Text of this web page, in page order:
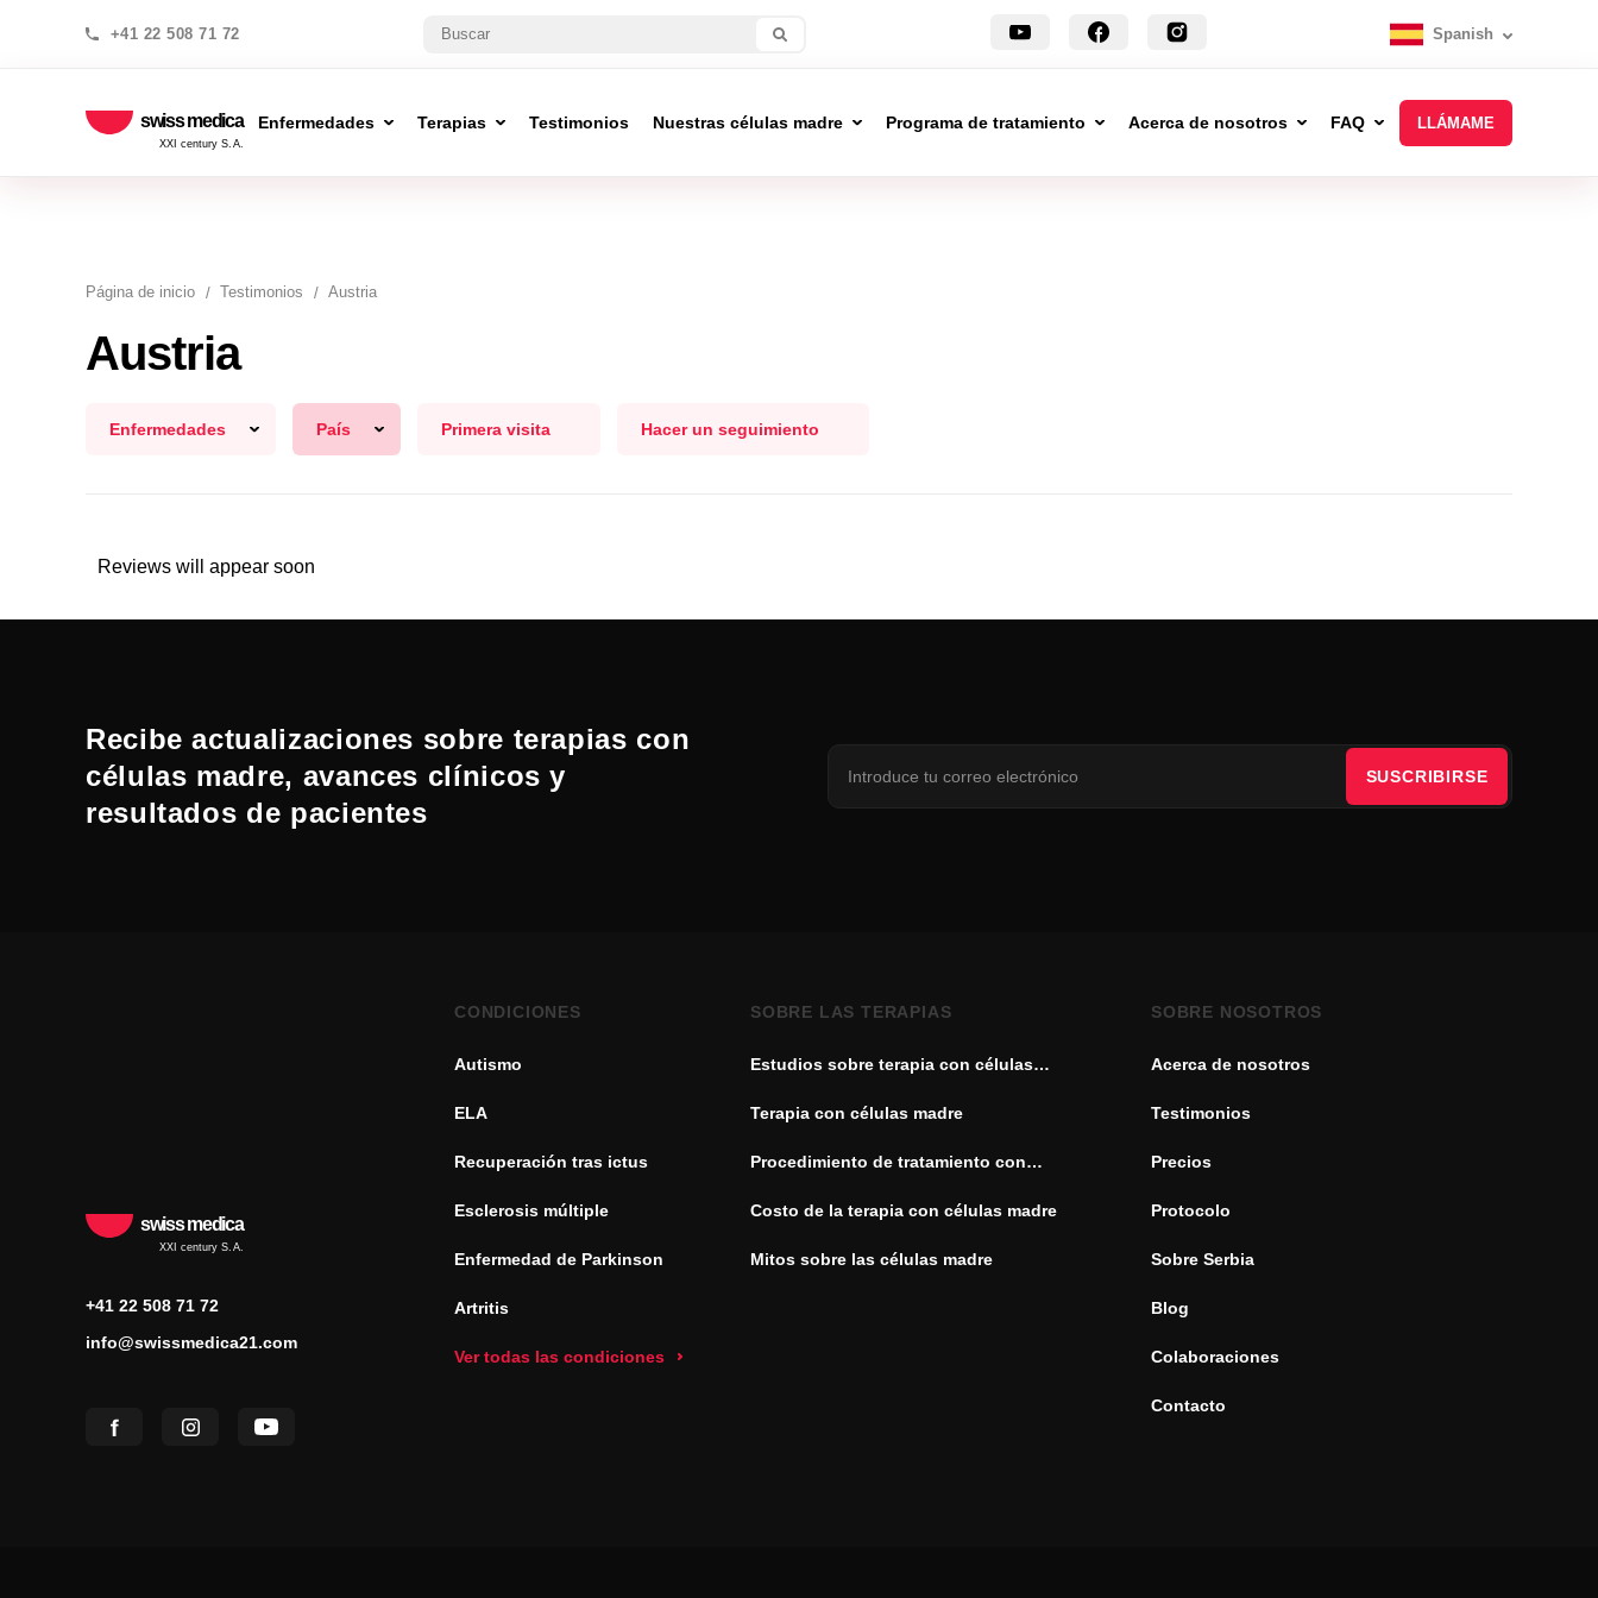
+41 22 508 71 72 Spanish
swiss medica
XXI century S.A.
Enfermedades Terapias Testimonios Nuestras células madre Programa de tratamiento Acerca de nosotros FAQ LLÁMAME
Página de inicio Testimonios Austria
Austria
Enfermedades País Primera visita Hacer un seguimiento
Reviews will appear soon
Recibe actualizaciones sobre terapias con
células madre, avances clínicos y
resultados de pacientes
SUSCRIBIRSE
swiss medica
XXI century S.A.
+41 22 508 71 72
info@swissmedica21.com
CONDICIONES
Autismo
ELA
Recuperación tras ictus
Esclerosis múltiple
Enfermedad de Parkinson
Artritis
Ver todas las condiciones
SOBRE LAS TERAPIAS
Estudios sobre terapia con células
Terapia con células madre
Procedimiento de tratamiento con
Costo de la terapia con células madre
Mitos sobre las células madre
SOBRE NOSOTROS
Acerca de nosotros
Testimonios
Precios
Protocolo
Sobre Serbia
Blog
Colaboraciones
Contacto